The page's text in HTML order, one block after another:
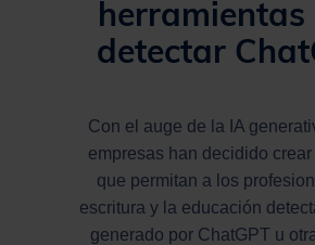
detectar
Con el auge de la IA
empresas han decidido
que permitan a los
escritura y la educación
generado por ChatGPT u